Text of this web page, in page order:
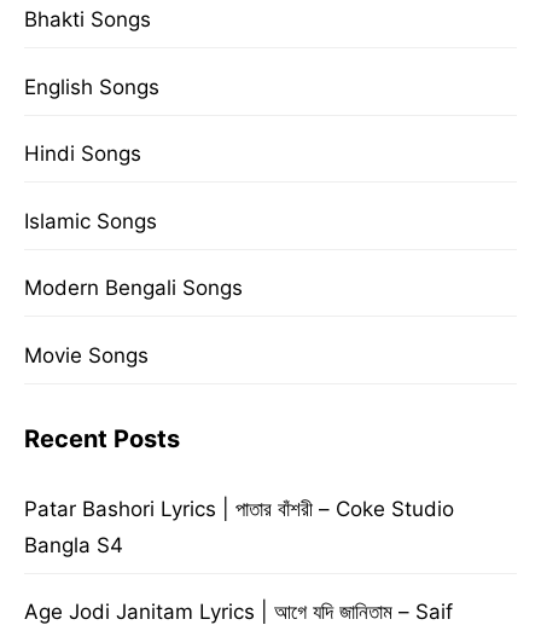
Bhakti Songs
English Songs
Hindi Songs
Islamic Songs
Modern Bengali Songs
Movie Songs
Recent Posts
Patar Bashori Lyrics | পাতার বাঁশরী – Coke Studio
Bangla S4
Age Jodi Janitam Lyrics | আগে যদি জানিতাম – Saif